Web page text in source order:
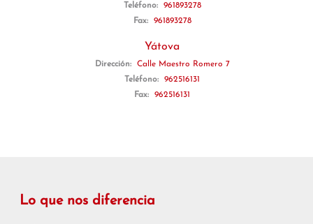
Teléfono:
961893278
Fax:
961893278
Yátova
Dirección:
Calle Maestro Romero 7
Teléfono:
962516131
Fax:
962516131
Lo que nos diferencia